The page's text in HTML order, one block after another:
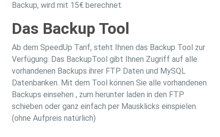
Backup, wird mit 15€ berechnet.
Das Backup Tool
Ab dem SpeedUp Tarif, steht Ihnen das Backup Tool zur
Verfügung. Das BackupTool gibt Ihnen Zugriff auf alle
vorhandenen Backups ihrer FTP Daten und MySQL
Datenbanken. Mit dem Tool können Sie alle vorhandenen
Backups einsehen , zum herunter laden in den FTP
schieben oder ganz einfach per Mausklicks einspielen.
(ohne Aufpreis natürlich)